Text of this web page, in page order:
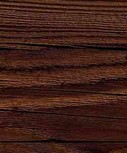
Расположение
г. Брянск, пр-т Ст.-